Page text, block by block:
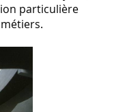
particulière